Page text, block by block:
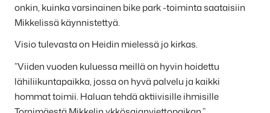
onkin, kuinka varsinainen bike park -toiminta saataisiin
Mikkelissä käynnistettyä.
Visio tulevasta on Heidin mielessä jo kirkas.
”Viiden vuoden kuluessa meillä on hyvin hoidettu
lähiliikuntapaikka, jossa on hyvä palvelu ja kaikki
hommat toimii. Haluan tehdä aktiivisille ihmisille